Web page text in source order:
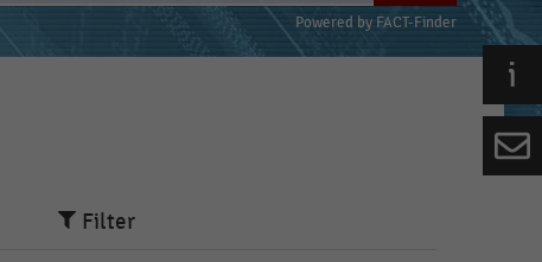
Powered by FACT-Finder
Filter